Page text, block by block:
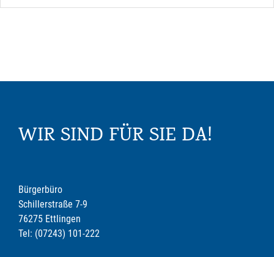
WIR SIND FÜR SIE DA!
Bürgerbüro
Schillerstraße 7-9
76275 Ettlingen
Tel: (07243) 101-222